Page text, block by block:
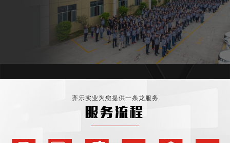
齐乐实业为您提供一条龙服务
服务流程